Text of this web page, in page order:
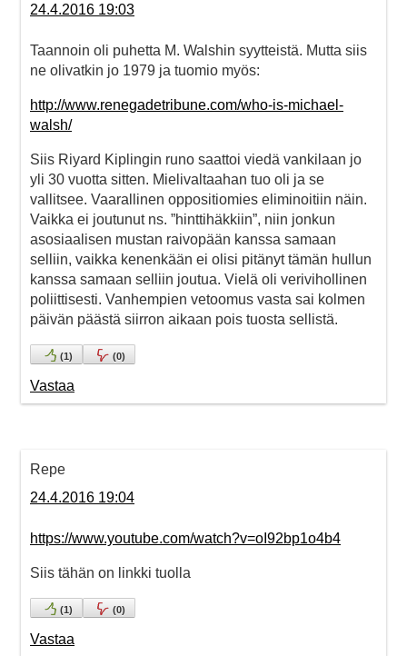
24.4.2016 19:03
Taannoin oli puhetta M. Walshin syytteistä. Mutta siis
ne olivatkin jo 1979 ja tuomio myös:
http://www.renegadetribune.com/who-is-michael-
walsh/
Siis Riyard Kiplingin runo saattoi viedä vankilaan jo
yli 30 vuotta sitten. Mielivaltaahan tuo oli ja se
vallitsee. Vaarallinen oppositiomies eliminoitiin näin.
Vaikka ei joutunut ns. ”hinttihäkkiin”, niin jonkun
asosiaalisen mustan raivopään kanssa samaan
selliin, vaikka kenenkään ei olisi pitänyt tämän hullun
kanssa samaan selliin joutua. Vielä oli verivihollinen
poliittisesti. Vanhempien vetoomus vasta sai kolmen
päivän päästä siirron aikaan pois tuosta sellistä.
(1) (0)
Vastaa
Repe
24.4.2016 19:04
https://www.youtube.com/watch?v=oI92bp1o4b4
Siis tähän on linkki tuolla
(1) (0)
Vastaa